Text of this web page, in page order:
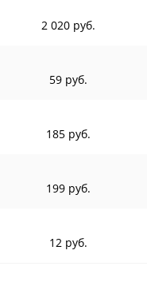
2 020 руб.
59 руб.
185 руб.
199 руб.
12 руб.